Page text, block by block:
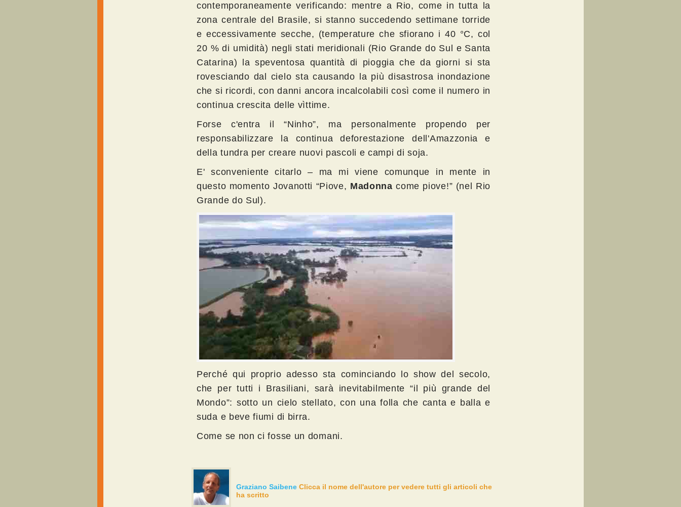
contemporaneamente verificando: mentre a Rio, come in tutta la
zona centrale del Brasile, si stanno succedendo settimane torride
e eccessivamente secche, (temperature che sfiorano i 40 °C, col
20 % di umidità) negli stati meridionali (Rio Grande do Sul e Santa
Catarina) la speventosa quantità di pioggia che da giorni si sta
rovesciando dal cielo sta causando la più disastrosa inondazione
che si ricordi, con danni ancora incalcolabili così come il numero in
continua crescita delle vìttime.
Forse c'entra il “Ninho”, ma personalmente propendo per
responsabilizzare la continua deforestazione dell'Amazzonia e
della tundra per creare nuovi pascoli e campi di soja.
E' sconveniente citarlo – ma mi viene comunque in mente in
questo momento Jovanotti “Piove, Madonna come piove!” (nel Rio
Grande do Sul).
Perché qui proprio adesso sta cominciando lo show del secolo,
che per tutti i Brasiliani, sarà inevitabilmente “il più grande del
Mondo”: sotto un cielo stellato, con una folla che canta e balla e
suda e beve fiumi di birra.
Come se non ci fosse un domani.
Graziano Saibene Clicca il nome dell'autore per vedere tutti gli articoli che
ha scritto